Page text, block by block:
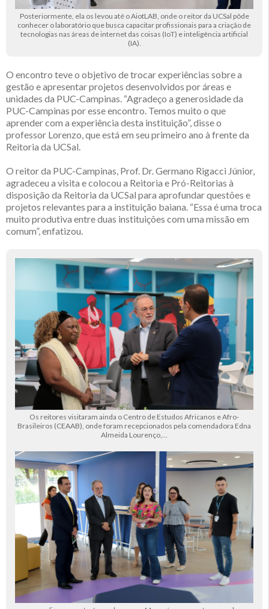
Posteriormente, ela os levou até o AiotLAB, onde o reitor da UCSal pôde
conhecer o laboratório que busca capacitar profissionais para a criação de
tecnologias nas áreas de internet das coisas (IoT) e inteligência artificial
(IA).
O encontro teve o objetivo de trocar experiências sobre a
gestão e apresentar projetos desenvolvidos por áreas e
unidades da PUC-Campinas. “Agradeço a generosidade da
PUC-Campinas por esse encontro. Temos muito o que
aprender com a experiência desta instituição”, disse o
professor Lorenzo, que está em seu primeiro ano à frente da
Reitoria da UCSal.
O reitor da PUC-Campinas, Prof. Dr. Germano Rigacci Júnior,
agradeceu a visita e colocou a Reitoria e Pró-Reitorias à
disposição da Reitoria da UCSal para aprofundar questões e
projetos relevantes para a instituição baiana. “Essa é uma troca
muito produtiva entre duas instituições com uma missão em
comum”, enfatizou.
Os reitores visitaram ainda o Centro de Estudos Africanos e Afro-
Brasileiros (CEAAB), onde foram recepcionados pela comendadora Edna
Almeida Lourenço,…